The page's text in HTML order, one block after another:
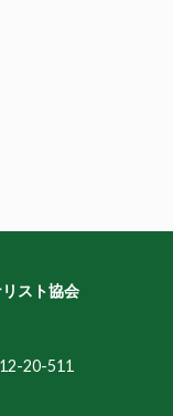
スト協会
20-511